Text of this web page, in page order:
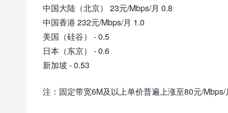
中国大陆（北京） 23元/Mbps/月 0.8
中国香港 232元/Mbps/月 1.0
美国（硅谷） - 0.5
日本（东京） - 0.6
新加坡 - 0.53
注：固定带宽6M及以上单价普遍上涨至80元/